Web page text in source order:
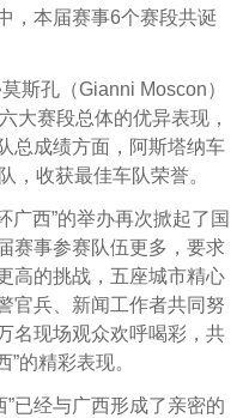
，本届赛事6个赛段共诞
斯孔（Gianni Moscon）
大赛段总体的优异表现，
总成绩方面，阿斯塔纳车
，收获最佳车队荣誉。
广西”的举办再次掀起了国
赛事参赛队伍更多，要求
高的挑战，五座城市精心
官兵、新闻工作者共同努
名现场观众欢呼喝彩，共
的精彩表现。
”已经与广西形成了亲密的